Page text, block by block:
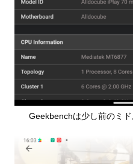
Geekbenchは少し前のミ